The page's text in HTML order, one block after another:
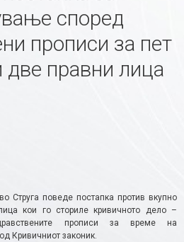
според
прописи за пет
правни лица
Струга поведе постапка против вкупно
кои го сториле кривичното дело –
прописи за време на
Кривичниот законик.